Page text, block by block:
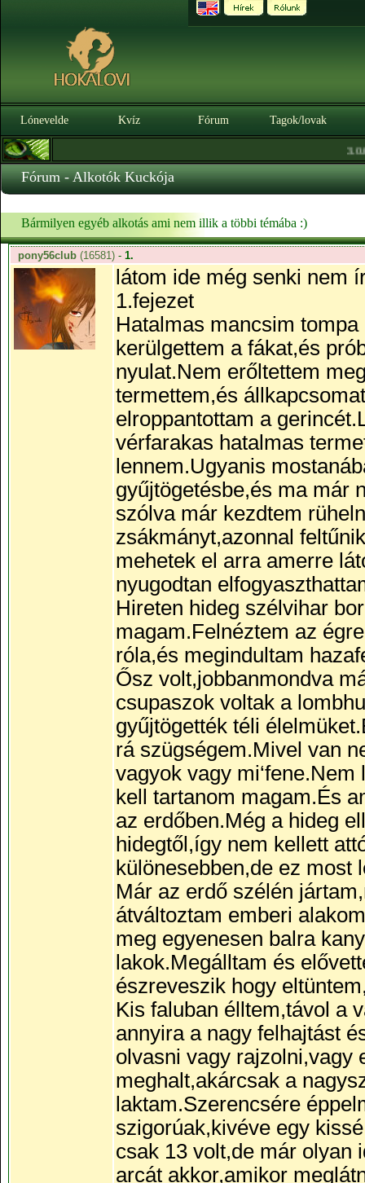
Lónevelde Kvíz Fórum Tagok/lovak
3.0.0. BÉTA|
Fórum - Alkotók Kuckója
Bármilyen egyéb alkotás ami nem illik a többi témába :)
pony56club(16581) - 1.
látom ide még senki nem
1.fejezet
Hatalmas mancsim
kerülgettem a fákat,és
nyulat.Nem erőltettem
termettem,és
elroppantottam a
vérfarakas hatalmas
lennem.Ugyanis
gyűjtögetésbe,és ma már
szólva már kezdtem
zsákmányt,azonnal
mehetek el arra amerre
nyugodtan
Hireten hideg szélvihar
magam.Felnéztem az
róla,és megindultam
Ősz volt,jobbanmondva
csupaszok voltak a
gyűjtögették téli
rá szügségem.Mivel van
vagyok vagy
kell tartanom magam.És
az erdőben.Még a hideg
hidegtől,így nem kellett
különesebben,de ez most
Már az erdő szélén
átváltoztam emberi
meg egyenesen balra
lakok.Megálltam és
észreveszik hogy
Kis faluban élltem,távol a
annyira a nagy felhajtást
olvasni vagy rajzolni,vagy
meghalt,akárcsak a
laktam.Szerencsére
szigorúak,kivéve egy
csak 13 volt,de már olyan
arcát akkor,amikor